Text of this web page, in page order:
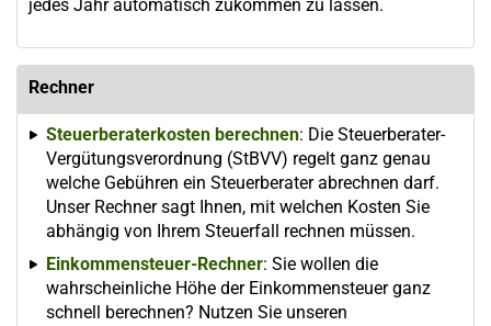
jedes Jahr automatisch zukommen zu lassen.
Rechner
Steuerberaterkosten berechnen: Die Steuerberater-
Vergütungsverordnung (StBVV) regelt ganz genau
welche Gebühren ein Steuerberater abrechnen darf.
Unser Rechner sagt Ihnen, mit welchen Kosten Sie
abhängig von Ihrem Steuerfall rechnen müssen.
Einkommensteuer-Rechner: Sie wollen die
wahrscheinliche Höhe der Einkommensteuer ganz
schnell berechnen? Nutzen Sie unseren